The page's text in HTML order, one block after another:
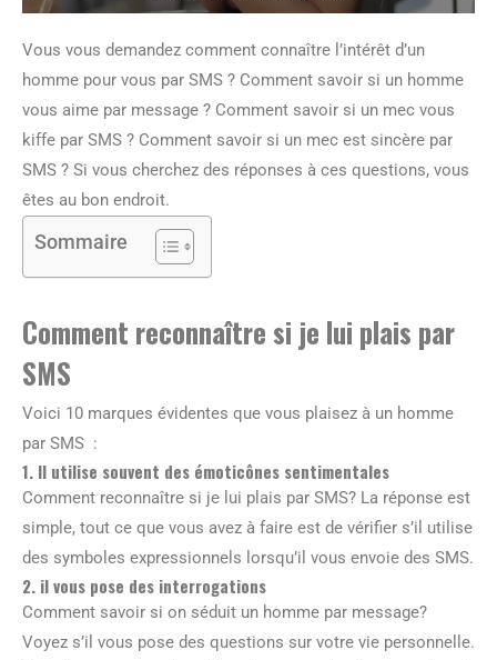
Vous vous demandez comment connaître l’intérêt d’un
homme pour vous par SMS ? Comment savoir si un homme
vous aime par message ? Comment savoir si un mec vous
kiffe par SMS ? Comment savoir si un mec est sincère par
SMS ? Si vous cherchez des réponses à ces questions, vous
êtes au bon endroit.
Sommaire
Comment reconnaître si je lui plais par
SMS
Voici 10 marques évidentes que vous plaisez à un homme
par SMS :
1. Il utilise souvent des émoticônes sentimentales
Comment reconnaître si je lui plais par SMS? La réponse est
simple, tout ce que vous avez à faire est de vérifier s’il utilise
des symboles expressionnels lorsqu’il vous envoie des SMS.
2. il vous pose des interrogations
Comment savoir si on séduit un homme par message?
Voyez s’il vous pose des questions sur votre vie personnelle.